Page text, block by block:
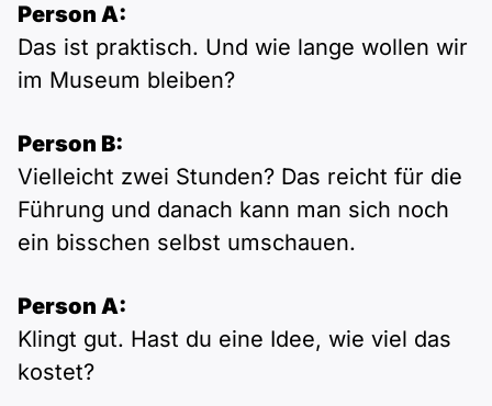
Person A:
Das ist praktisch. Und wie lange wollen wir
im Museum bleiben?
Person B:
Vielleicht zwei Stunden? Das reicht für die
Führung und danach kann man sich noch
ein bisschen selbst umschauen.
Person A:
Klingt gut. Hast du eine Idee, wie viel das
kostet?